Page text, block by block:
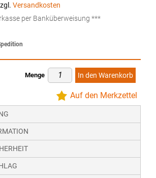
Versandkosten
per Banküberweisung ***
Menge In den Warenkorb
Auf den Merkzettel